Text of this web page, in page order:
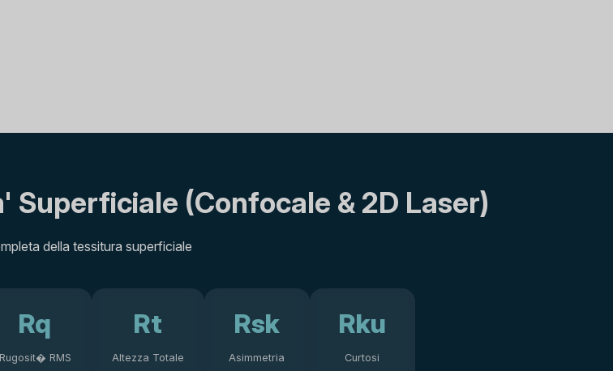
Superficiale (Confocale & 2D Laser)
della tessitura superficiale
Rq
Rugosit� RMS
Rt
Altezza Totale
Rsk
Asimmetria
Rku
Curtosi